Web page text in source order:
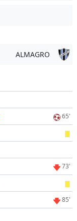
ALMAGRO
65'
73'
85'